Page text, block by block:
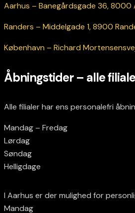
Aarhus – Banegårdsgade 36, 8000
Randers – Middelgade 1, 8900
København – Richard
Åbningstider – alle
Alle filialer har ens personalefri
Mandag – Fredag
Lørdag
Søndag
Helligdage
I Aarhus er der mulighed for
Mandag